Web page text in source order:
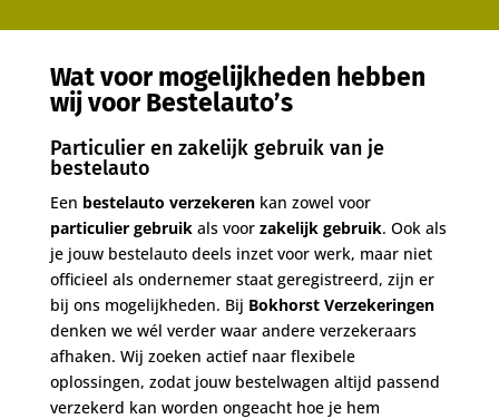
Wat voor mogelijkheden hebben
wij voor Bestelauto’s
Particulier en zakelijk gebruik van je
bestelauto
Een bestelauto verzekerenkan zowel voor
particulier gebruikals voor zakelijk gebruik. Ook als
je jouw bestelauto deels inzet voor werk, maar niet
officieel als ondernemer staat geregistreerd, zijn er
bij ons mogelijkheden. Bij Bokhorst Verzekeringen
denken we wél verder waar andere verzekeraars
afhaken. Wij zoeken actief naar flexibele
oplossingen, zodat jouw bestelwagen altijd passend
verzekerd kan worden ongeacht hoe je hem